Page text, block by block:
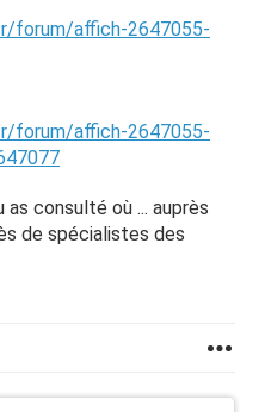
forum/affich-2647055-
forum/affich-2647055-
consulté où ... auprès
de spécialistes des